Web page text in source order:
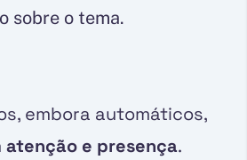
sobre o tema.
embora automáticos,
atenção e presença.